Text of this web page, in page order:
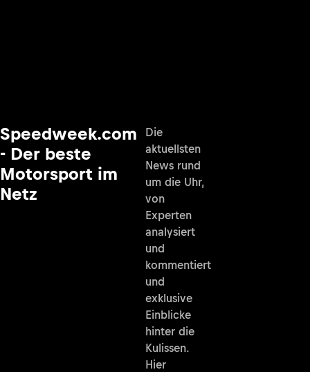
Speedweek.com
- Der beste
Motorsport im
Netz
Die
aktuellsten
News rund
um die Uhr,
von
Experten
analysiert
und
kommentiert
und
exklusive
Einblicke
hinter die
Kulissen.
Hier